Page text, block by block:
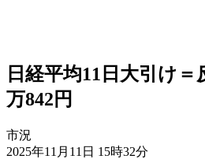
日経平均11日大引け＝
万842円
市況
2025年11月11日 15時32分